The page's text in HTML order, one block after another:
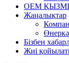
OEM
Жаңалықтар
Бізбен
Жиі